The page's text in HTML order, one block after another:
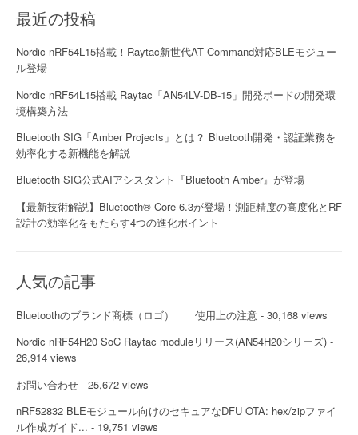
最近の投稿
Nordic nRF54L15搭載！Raytac新世代AT Command対応BLEモジュー
ル登場
Nordic nRF54L15搭載 Raytac「AN54LV-DB-15」開発ボードの開発環
境構築方法
Bluetooth SIG「Amber Projects」とは？ Bluetooth開発・認証業務を
効率化する新機能を解説
Bluetooth SIG公式AIアシスタント『Bluetooth Amber』が登場
【最新技術解説】Bluetooth® Core 6.3が登場！測距精度の高度化とRF
設計の効率化をもたらす4つの進化ポイント
人気の記事
Bluetoothのブランド商標（ロゴ） 使用上の注意 - 30,168 views
Nordic nRF54H20 SoC Raytac moduleリリース(AN54H20シリーズ) -
26,914 views
お問い合わせ - 25,672 views
nRF52832 BLEモジュール向けのセキュアなDFU OTA: hex/zipファイ
ル作成ガイド... - 19,751 views